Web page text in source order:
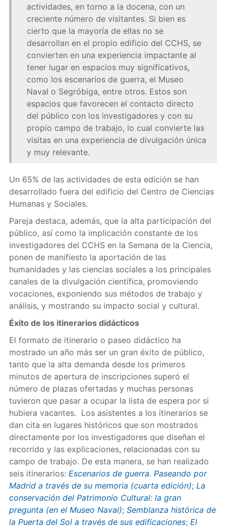
actividades, en torno a la docena, con un
creciente número de visitantes. Si bien es
cierto que la mayoría de ellas no se
desarrollan en el propio edificio del CCHS, se
convierten en una experiencia impactante al
tener lugar en espacios muy significativos,
como los escenarios de guerra, el Museo
Naval o Segróbiga, entre otros. Estos son
espacios que favorecen el contacto directo
del público con los investigadores y con su
propio campo de trabajo, lo cual convierte las
visitas en una experiencia de divulgación única
y muy relevante.
Un 65% de las actividades de esta edición se han
desarrollado fuera del edificio del Centro de Ciencias
Humanas y Sociales.
Pareja destaca, además, que la alta participación del
público, así como la implicación constante de los
investigadores del CCHS en la Semana de la Ciencia,
ponen de manifiesto la aportación de las
humanidades y las ciencias sociales a los principales
canales de la divulgación científica, promoviendo
vocaciones, exponiendo sus métodos de trabajo y
análisis, y mostrando su impacto social y cultural.
Éxito de los itinerarios didácticos
El formato de itinerario o paseo didáctico ha
mostrado un año más ser un gran éxito de público,
tanto que la alta demanda desde los primeros
minutos de apertura de inscripciones superó el
número de plazas ofertadas y muchas personas
tuvieron que pasar a ocupar la lista de espera por si
hubiera vacantes. Los asistentes a los itinerarios se
dan cita en lugares históricos que son mostrados
directamente por los investigadores que diseñan el
recorrido y las explicaciones, relacionadas con su
campo de trabajo. De esta manera, se han realizado
seis itinerarios: Escenarios de guerra. Paseando por
Madrid a través de su memoria (cuarta edición); La
conservación del Patrimonio Cultural: la gran
pregunta (en el Museo Naval); Semblanza histórica de
la Puerta del Sol a través de sus edificaciones; El